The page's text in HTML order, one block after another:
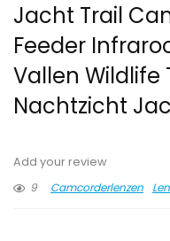
Jacht Trail
Feeder
Vallen Wildlife
Nachtzicht
Add your review
9
Camcorderlenzen